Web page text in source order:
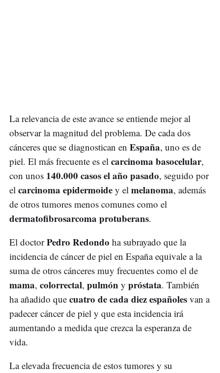
La relevancia de este avance se entiende mejor al
observar la magnitud del problema. De cada dos
cánceres que se diagnostican en España, uno es de
piel. El más frecuente es el carcinoma basocelular,
con unos 140.000 casos el año pasado, seguido por
el carcinoma epidermoide y el melanoma, además
de otros tumores menos comunes como el
dermatofibrosarcoma protuberans.
El doctorPedro Redondo ha subrayado que la
incidencia de cáncer de piel en España equivale a la
suma de otros cánceres muy frecuentes como el de
mama, colorrectal, pulmón y próstata. También
ha añadido que cuatro de cada diez españoles van a
padecer cáncer de piel y que esta incidencia irá
aumentando a medida que crezca la esperanza de
vida.
La elevada frecuencia de estos tumores y su